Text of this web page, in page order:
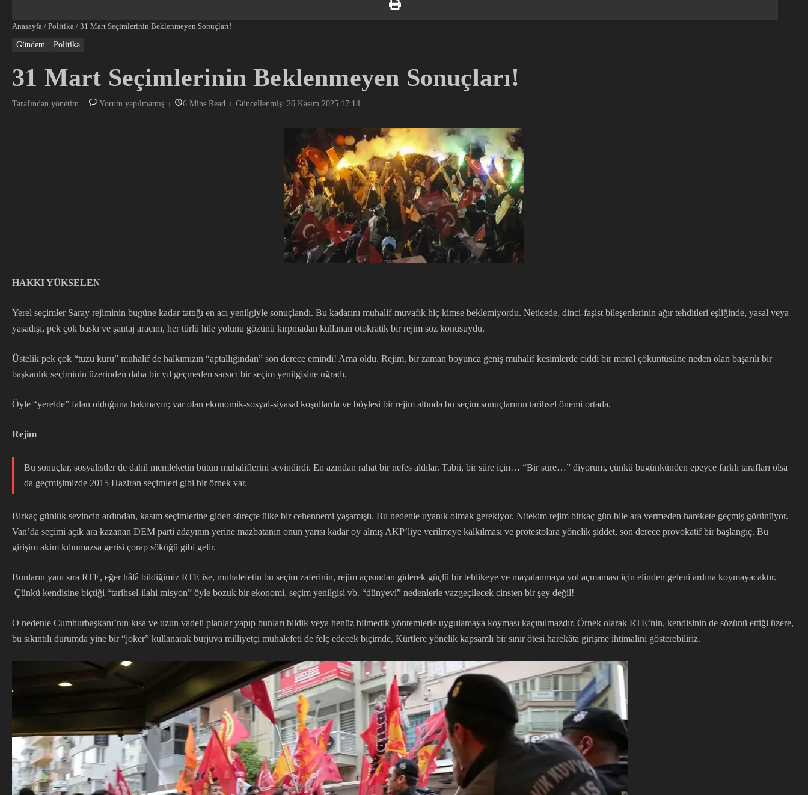
Anasayfa / Politika / 31 Mart Seçimlerinin Beklenmeyen Sonuçları!
Gündem Politika
31 Mart Seçimlerinin Beklenmeyen Sonuçları!
Tarafından yönetim Yorum yapılmamış 6 Mins Read Güncellenmiş: 26 Kasım 2025 17:14
HAKKI YÜKSELEN
Yerel seçimler Saray rejiminin bugüne kadar tattığı en acı yenilgiyle sonuçlandı. Bu kadarını muhalif-muvafık hiç kimse beklemiyordu. Neticede, dinci-faşist bileşenlerinin ağır tehditleri eşliğinde, yasal veya
yasadışı, pek çok baskı ve şantaj aracını, her türlü hile yolunu gözünü kırpmadan kullanan otokratik bir rejim söz konusuydu.
Üstelik pek çok “tuzu kuru” muhalif de halkımızın “aptallığından” son derece emindi! Ama oldu. Rejim, bir zaman boyunca geniş muhalif kesimlerde ciddi bir moral çöküntüsüne neden olan başarılı bir
başkanlık seçiminin üzerinden daha bir yıl geçmeden sarsıcı bir seçim yenilgisine uğradı.
Öyle “yerelde” falan olduğuna bakmayın; var olan ekonomik-sosyal-siyasal koşullarda ve böylesi bir rejim altında bu seçim sonuçlarının tarihsel önemi ortada.
Rejim
Bu sonuçlar, sosyalistler de dahil memleketin bütün muhaliflerini sevindirdi. En azından rahat bir nefes aldılar. Tabii, bir süre için… “Bir süre…” diyorum, çünkü bugünkünden epeyce farklı tarafları olsa
da geçmişimizde 2015 Haziran seçimleri gibi bir örnek var.
Birkaç günlük sevincin ardından, kasım seçimlerine giden süreçte ülke bir cehennemi yaşamıştı. Bu nedenle uyanık olmak gerekiyor. Nitekim rejim birkaç gün bile ara vermeden harekete geçmiş görünüyor.
Van’da seçimi açık ara kazanan DEM parti adayının yerine mazbatanın onun yarısı kadar oy almış AKP’liye verilmeye kalkılması ve protestolara yönelik şiddet, son derece provokatif bir başlangıç. Bu
girişim akim kılınmazsa gerisi çorap söküğü gibi gelir.
Bunların yanı sıra RTE, eğer hâlâ bildiğimiz RTE ise, muhalefetin bu seçim zaferinin, rejim açısından giderek güçlü bir tehlikeye ve mayalanmaya yol açmaması için elinden geleni ardına koymayacaktır.
Çünkü kendisine biçtiği “tarihsel-ilahi misyon” öyle bozuk bir ekonomi, seçim yenilgisi vb. “dünyevi” nedenlerle vazgeçilecek cinsten bir şey değil!
O nedenle Cumhurbaşkanı’nın kısa ve uzun vadeli planlar yapıp bunları bildik veya henüz bilmedik yöntemlerle uygulamaya koyması kaçınılmazdır. Örnek olarak RTE’nin, kendisinin de sözünü ettiği üzere,
bu sıkıntılı durumda yine bir “joker” kullanarak burjuva milliyetçi muhalefeti de felç edecek biçimde, Kürtlere yönelik kapsamlı bir sınır ötesi harekâta girişme ihtimalini gösterebiliriz.